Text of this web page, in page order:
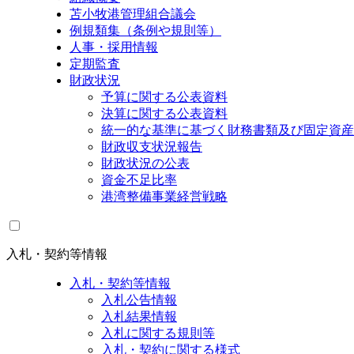
苫小牧港管理組合議会
例規類集（条例や規則等）
人事・採用情報
定期監査
財政状況
予算に関する公表資料
決算に関する公表資料
統一的な基準に基づく財務書類及び固定資
財政収支状況報告
財政状況の公表
資金不足比率
港湾整備事業経営戦略
入札・契約等情報
入札・契約等情報
入札公告情報
入札結果情報
入札に関する規則等
入札・契約に関する様式